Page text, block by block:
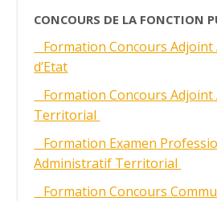
CONCOURS DE LA FONCTION
Formation Concours
d’Etat
Formation Concours
Territorial
Formation Examen
Administratif Territorial
Formation Concours